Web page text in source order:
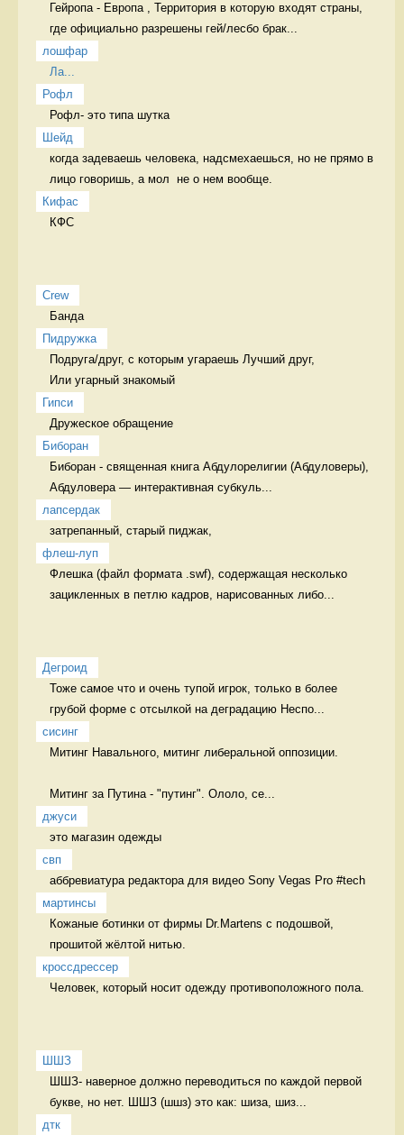
Гейропа - Европа , Территория в которую входят страны,
где официально разрешены гей/лесбо брак...
лошфар
Ла...
Рофл
Рофл- это типа шутка
Шейд
когда задеваешь человека, надсмехаешься, но не прямо в
лицо говоришь, а мол  не о нем вообще.
Кифас
КФС
Crew
Банда
Пидружка
Подруга/друг, с которым угараешь Лучший друг,
Или угарный знакомый
Гипси
Дружеское обращение
Биборан
Биборан - священная книга Абдулорелигии (Абдуловеры),
Абдуловера — интерактивная субкуль...
лапсердак
затрепанный, старый пиджак,
флеш-луп
Флешка (файл формата .swf), содержащая несколько
зацикленных в петлю кадров, нарисованных либо...
Дегроид
Тоже самое что и очень тупой игрок, только в более
грубой форме с отсылкой на деградацию Неспо...
сисинг
Митинг Навального, митинг либеральной оппозиции.
Митинг за Путина - "путинг". Ололо, се...
джуси
это магазин одежды
свп
аббревиатура редактора для видео Sony Vegas Pro #tech
мартинсы
Кожаные ботинки от фирмы Dr.Martens с подошвой,
прошитой жёлтой нитью.
кроссдрессер
Человек, который носит одежду противоположного пола.
ШШЗ
ШШЗ- наверное должно переводиться по каждой первой
букве, но нет. ШШЗ (шшз) это как: шиза, шиз...
дтк